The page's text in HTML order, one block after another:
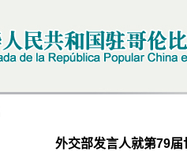
外交部发言人就第79